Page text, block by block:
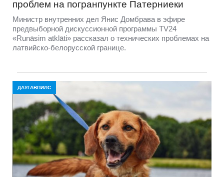
проблем на погранпункте Патерниеки
Министр внутренних дел Янис Домбрава в эфире
предвыборной дискуссионной программы TV24
«Runāsim atklāti» рассказал о технических проблемах на
латвийско-белорусской границе.
ДАУГАВПИЛС